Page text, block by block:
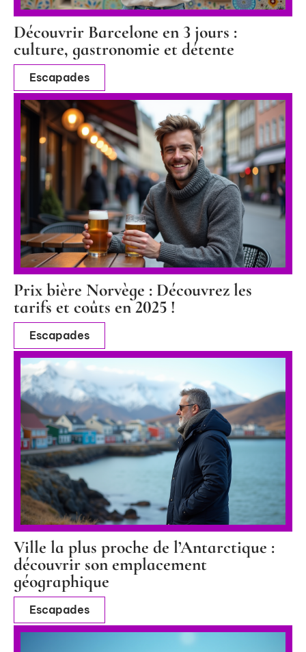
Découvrir Barcelone en 3 jours :
culture, gastronomie et détente
Escapades
Prix bière Norvège : Découvrez les
tarifs et coûts en 2025 !
Escapades
Ville la plus proche de l’Antarctique :
découvrir son emplacement
géographique
Escapades